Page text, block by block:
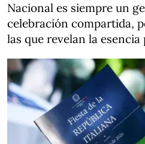
Nacional es siempre un
celebración compartida,
las que revelan la